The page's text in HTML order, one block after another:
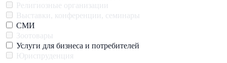
Религиозные организации
Выставки, конференции, семинары
СМИ
Зоотовары
Услуги для бизнеса и потребителей
Юриспруденция